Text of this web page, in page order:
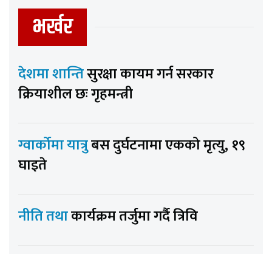
भर्खर
देशमा शान्तिसुरक्षा कायम गर्न सरकार
क्रियाशील छः गृहमन्त्री
ग्वार्कोमा यात्रुबस दुर्घटनामा एकको मृत्यु, १९
घाइते
नीति तथाकार्यक्रम तर्जुमा गर्दै त्रिवि